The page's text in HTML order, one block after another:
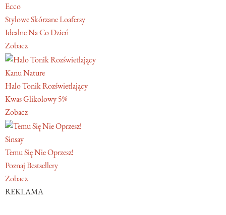
Ecco
Stylowe Skórzane Loafersy
Idealne Na Co Dzień
Zobacz
Kanu Nature
Halo Tonik Rozświetlający
Kwas Glikolowy 5%
Zobacz
Sinsay
Temu Się Nie Oprzesz!
Poznaj Bestsellery
Zobacz
REKLAMA